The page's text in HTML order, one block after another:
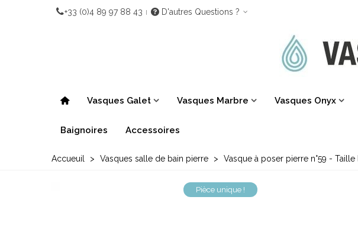
+33 (0)4 89 97 88 43 D'autres Questions ?
Vasques Galet Vasques Marbre Vasques Onyx
Baignoires Accessoires
Accueuil > Vasques salle de bain pierre > Vasque à poser pierre n°59 - Taille L
Pièce unique !